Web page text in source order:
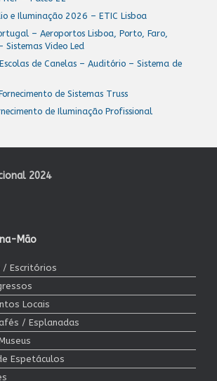
e Iluminação 2026 – ETIC Lisboa
– Aeroportos Lisboa, Porto, Faro,
Video Led
de Canelas – Auditório – Sistema de
de Sistemas Truss
de Iluminação Profissional
2024
Mão
/ Escritórios
Locais
/ Esplanadas
Espetáculos